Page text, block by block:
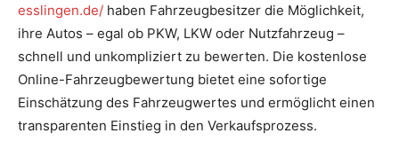
esslingen.de/ haben Fahrzeugbesitzer die Möglichkeit,
ihre Autos – egal ob PKW, LKW oder Nutzfahrzeug –
schnell und unkompliziert zu bewerten. Die kostenlose
Online-Fahrzeugbewertung bietet eine sofortige
Einschätzung des Fahrzeugwertes und ermöglicht einen
transparenten Einstieg in den Verkaufsprozess.